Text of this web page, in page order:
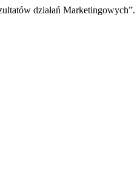
działań Marketingowych”.